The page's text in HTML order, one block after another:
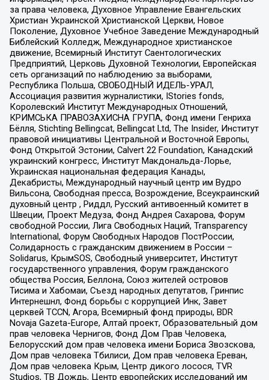
за права человека, Духовное Управление Евангельских
Христиан Украинской Христианской Церкви, Новое
Поколение, Духовное Учебное Заведение Международный
Библейский Колледж, Международное христианское
движение, Всемирный Институт Саентологических
Предприятий, Церковь Духовной Технологии, Европейская
сеть организаций по наблюдению за выборами,
Республика Польша, СВОБОДНЫЙ ИДЕЛЬ-УРАЛ,
Ассоциация развития журналистики, IStories fonds,
Королевский Институт Международных Отношений,
КРИМСЬКА ПРАВОЗАХИСНА ГРУПА, Фонд имени Генриха
Бёлля, Stichting Bellingcat, Bellingcat Ltd, The Insider, Институт
правовой инициативы Центральной и Восточной Европы,
Фонд Открытой Эстонии, Calvert 22 Foundation, Канадский
украинский конгресс, Институт Макдональда-Лорье,
Украинская национальная федерация Канады,
Декабристы, Международный научный центр им Вудро
Вильсона, Свободная пресса, Возрождение, Всеукраинский
духовный центр , Риддл, Русский антивоенный комитет в
Швеции, Проект Медуза, Фонд Андрея Сахарова, Форум
свободной России, Лига Свободных Наций, Transparеncy
International, Форум Свободных Народов ПостРоссии,
Солидарность с гражданским движением в России –
Solidarus, КрымSOS, Свободный университет, Институт
государственного управления, Форум гражданского
общества Россия, Беллона, Союз жителей островов
Тисима и Хабомаи, Съезд народных депутатов, Гринпис
Интернешнл, Фонд борьбы с коррупцией Инк, Завет
церквей TCCN, Агора, Всемирный фонд природы, BDR
Novaja Gazeta-Europe, Алтай проект, Образовательный дом
прав человека Чернигов, Фонд Дом Прав Человека,
Белорусский дом прав человека имени Бориса Звозскова,
Дом прав человека Тбилиси, Дом прав человека Ереван,
Дом прав человека Крым, Центр дикого лосося, TVR
Studios, ТВ Дождь, Центр европейских исследований им